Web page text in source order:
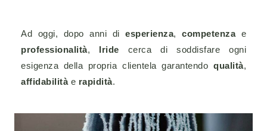
Ad oggi, dopo anni di esperienza, competenzae
professionalità, Iride cerca di soddisfare ogni
esigenza della propria clientela garantendo qualità,
affidabilitàe rapidità.